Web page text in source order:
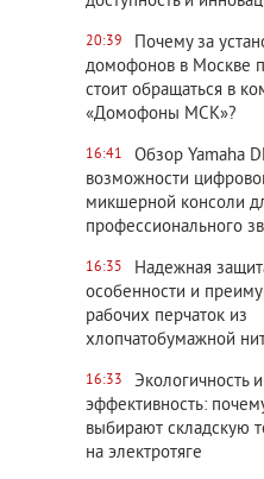
20:39
Почему за
домофонов в Москве
стоит обращаться в
«Домофоны МСК»?
16:41
Обзор Yamaha
возможности
микшерной консоли
профессионального
16:35
Надежная
особенности и
рабочих перчаток из
хлопчатобумажной
16:33
Экологичность и
эффективность:
выбирают складскую
на электротяге